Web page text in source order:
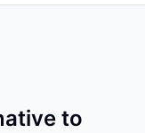
to